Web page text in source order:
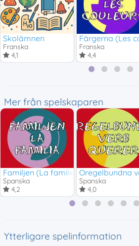
Skolämnen
Franska
4,1
Färgerna (Les
Franska
4,4
Mer från spelskaparen
Familjen (La familia)
Spanska
4,2
Oregelbundna
Spanska
4,0
Ytterligare spelinformation